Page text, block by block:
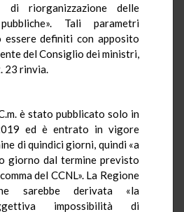
riorganizzazione delle
Tali parametri
essere definiti con apposito
del Consiglio dei ministri,
23 rinvia.
è stato pubblicato solo in
ed è entrato in vigore
di quindici giorni, quindi «a
giorno dal termine previsto
del CCNL». La Regione
sarebbe derivata «la
impossibilità di